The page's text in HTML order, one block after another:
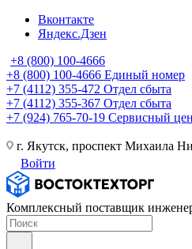
Вконтакте
Яндекс.Дзен
+8 (800) 100-4666
+8 (800) 100-4666 Единый номер
+7 (4112) 355-472 Отдел сбыта
+7 (4112) 355-367 Отдел сбыта
+7 (924) 765-70-19 Сервисный
г. Якутск, проспект Михаила
Войти
Комплексный поставщик